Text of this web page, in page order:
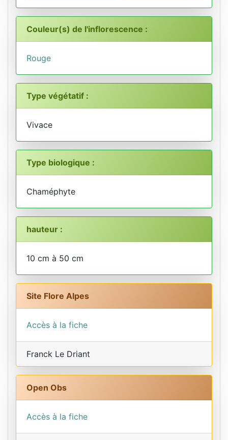
Couleur(s) de l'inflorescence :
Rouge
Type végétatif :
Vivace
Type biologique :
Chaméphyte
hauteur :
10 cm à 50 cm
Site Flore Alpes
Accès à la fiche
Franck Le Driant
Open Obs
Accès à la fiche